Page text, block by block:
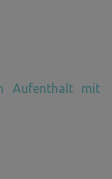
Aufenthalt mit